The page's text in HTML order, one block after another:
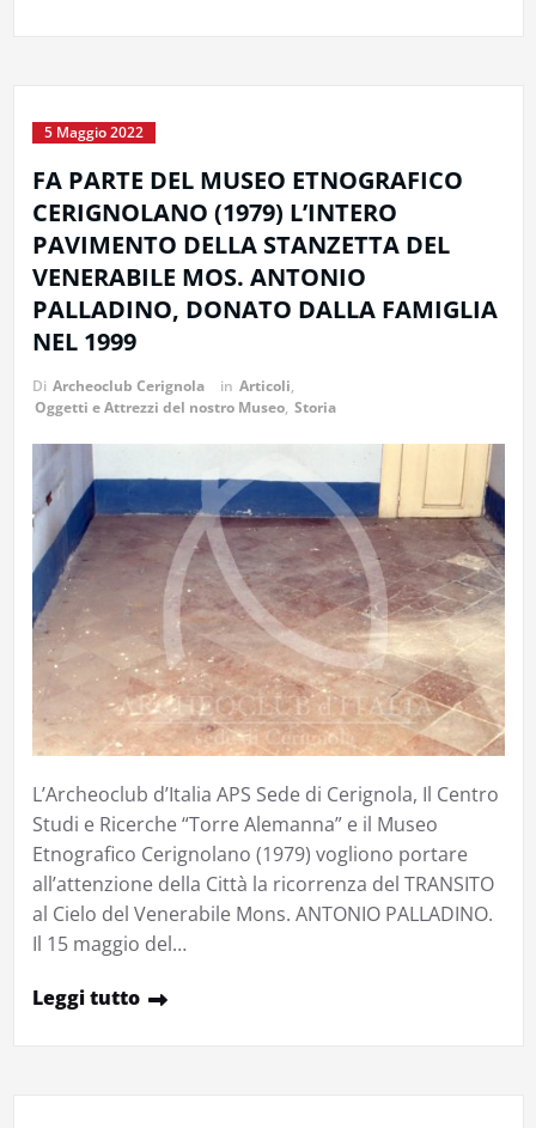
5 Maggio 2022
FA PARTE DEL MUSEO ETNOGRAFICO
CERIGNOLANO (1979) L’INTERO
PAVIMENTO DELLA STANZETTA DEL
VENERABILE MOS. ANTONIO
PALLADINO, DONATO DALLA FAMIGLIA
NEL 1999
Di Archeoclub Cerignola in Articoli,
Oggetti e Attrezzi del nostro Museo, Storia
L’Archeoclub d’Italia APS Sede di Cerignola, Il Centro
Studi e Ricerche “Torre Alemanna” e il Museo
Etnografico Cerignolano (1979) vogliono portare
all’attenzione della Città la ricorrenza del TRANSITO
al Cielo del Venerabile Mons. ANTONIO PALLADINO.
Il 15 maggio del…
Leggi tutto